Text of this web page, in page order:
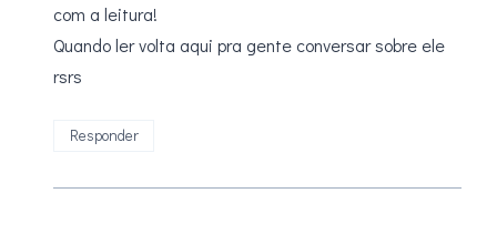
com a leitura!
Quando ler volta aqui pra gente conversar sobre ele
rsrs
Responder